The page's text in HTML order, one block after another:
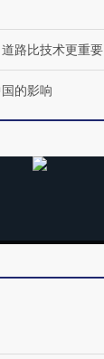
路比技术更重要
的影响